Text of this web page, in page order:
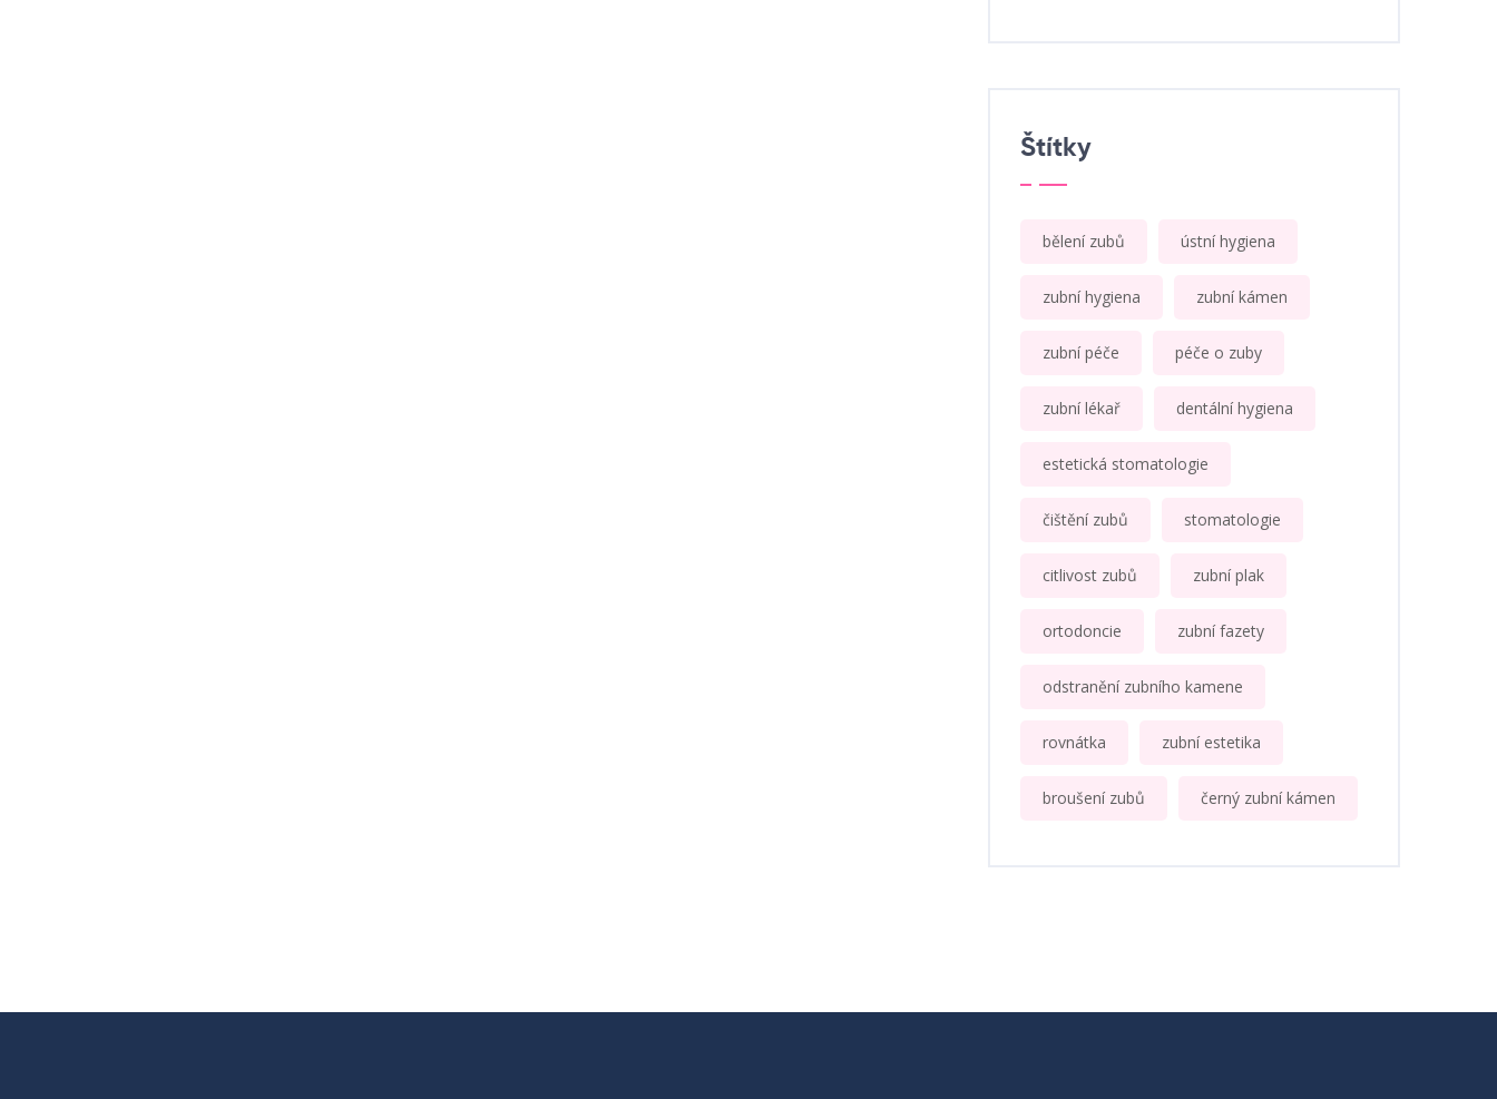
Štítky
bělení zubů ústní hygiena
zubní hygiena zubní kámen
zubní péče péče o zuby
zubní lékař dentální hygiena
estetická stomatologie
čištění zubů stomatologie
citlivost zubů zubní plak
ortodoncie zubní fazety
odstranění zubního kamene
rovnátka zubní estetika
broušení zubů černý zubní kámen